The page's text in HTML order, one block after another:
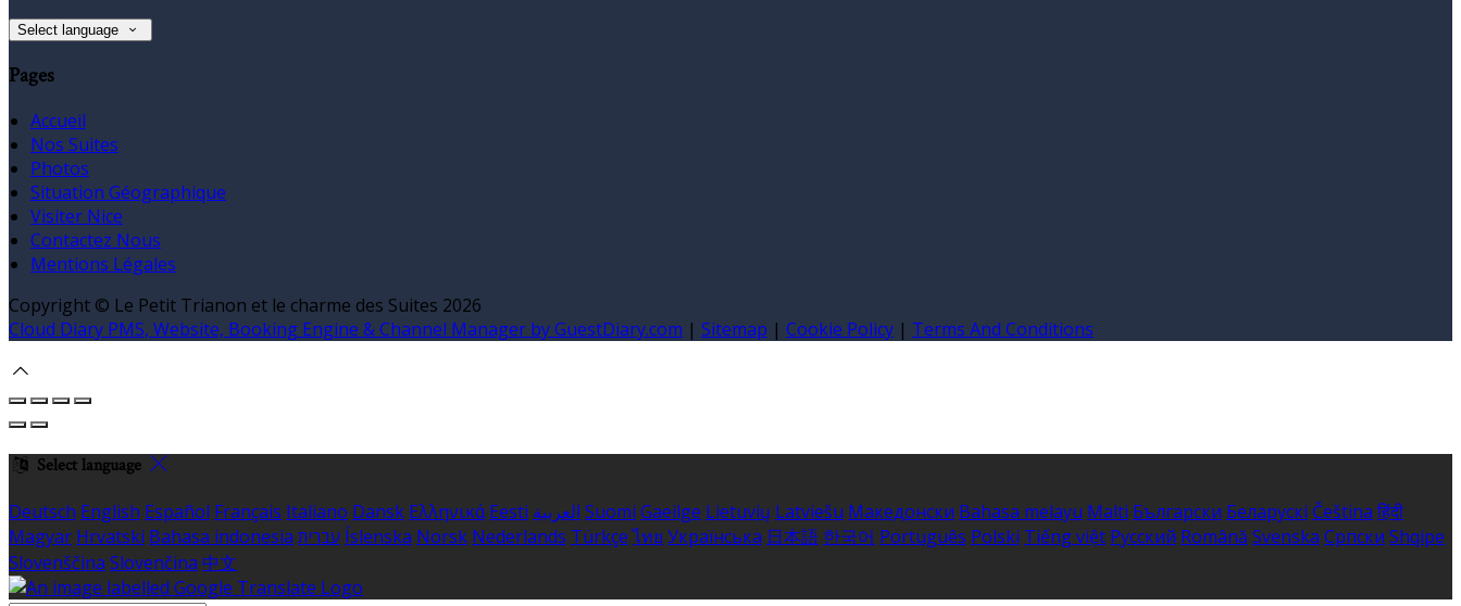
Select language
Pages
Accueil
Nos Suites
Photos
Situation Géographique
Visiter Nice
Contactez Nous
Mentions Légales
Copyright © Le Petit Trianon et le charme des Suites 2026
Cloud Diary PMS, Website, Booking Engine & Channel Manager by GuestDiary.com | Sitemap | Cookie Policy | Terms And Conditions
Select language
Deutsch English Español Français Italiano Dansk Ελληνικά Eesti العربية Suomi Gaeilge Lietuvių Latviešu Македонски Bahasa melayu Malti Български Беларускі Čeština हिंदी
Magyar Hrvatski Bahasa indonesia עברית Íslenska Norsk Nederlands Türkçe ไทย Українська 日本語 한국어 Português Polski Tiếng việt Русский Română Svenska Српски Shqipe
Slovenščina Slovenčina 中文